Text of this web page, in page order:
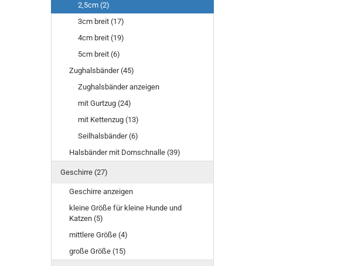
2,5cm (2)
3cm breit (17)
4cm breit (19)
5cm breit (6)
Zughalsbänder (45)
Zughalsbänder anzeigen
mit Gurtzug (24)
mit Kettenzug (13)
Seilhalsbänder (6)
Halsbänder mit Dornschnalle (39)
Geschirre (27)
Geschirre anzeigen
kleine Größe für kleine Hunde und
Katzen (5)
mittlere Größe (4)
große Größe (15)